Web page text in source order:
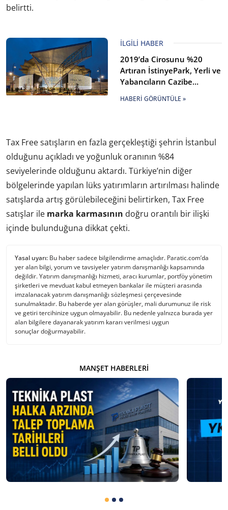
belirtti.
İLGILI HABER
2019’da Cirosunu %20
Artıran İstinyePark, Yerli ve
Yabancıların Cazibe
Merkezi Oldu!
HABERI GÖRÜNTÜLE »
Tax Free satışların en fazla gerçekleştiği şehrin İstanbul
olduğunu açıkladı ve yoğunluk oranının %84
seviyelerinde olduğunu aktardı. Türkiye’nin diğer
bölgelerinde yapılan lüks yatırımların artırılması halinde
satışlarda artış görülebileceğini belirtirken, Tax Free
satışlar ile marka karmasının doğru orantılı bir ilişki
içinde bulunduğuna dikkat çekti.
Yasal uyarı: Bu haber sadece bilgilendirme amaçlıdır. Paratic.com’da
yer alan bilgi, yorum ve tavsiyeler yatırım danışmanlığı kapsamında
değildir. Yatırım danışmanlığı hizmeti, aracı kurumlar, portföy yönetim
şirketleri ve mevduat kabul etmeyen bankalar ile müşteri arasında
imzalanacak yatırım danışmanlığı sözleşmesi çerçevesinde
sunulmaktadır. Bu haberde yer alan görüşler, mali durumunuz ile risk
ve getiri tercihinize uygun olmayabilir. Bu nedenle yalnızca burada yer
alan bilgilere dayanarak yatırım kararı verilmesi uygun
sonuçlar doğurmayabilir.
MANŞET HABERLERI